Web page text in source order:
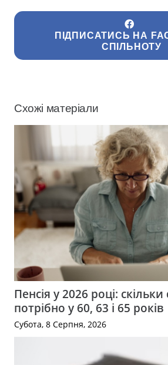
ПІДПИСАТИСЬ НА
СПІЛЬНОТУ
Схожі матеріали
Пенсія у 2026 році:
потрібно у 60, 63 і 65 років
Субота, 8 Серпня, 2026